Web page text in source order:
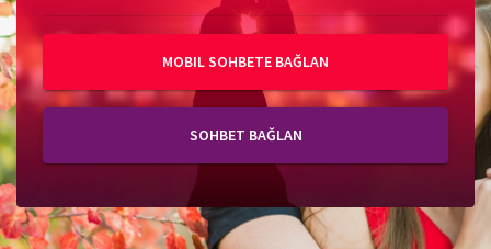
MOBIL SOHBETE BAĞLAN
SOHBET BAĞLAN